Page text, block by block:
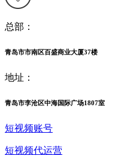
总部：
青岛市市南区百盛商业大厦37楼
地址：
青岛市李沧区中海国际广场1807室
短视频账号
短视频代运营